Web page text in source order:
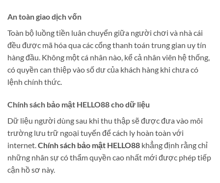
An toàn giao dịch vốn
Toàn bộ luồng tiền luân chuyển giữa người chơi và nhà cái
đều được mã hóa qua các cổng thanh toán trung gian uy tín
hàng đầu. Không một cá nhân nào, kể cả nhân viên hệ thống,
có quyền can thiệp vào số dư của khách hàng khi chưa có
lệnh chính thức.
Chính sách bảo mật HELLO88 cho dữ liệu
Dữ liệu người dùng sau khi thu thập sẽ được đưa vào môi
trường lưu trữ ngoại tuyến để cách ly hoàn toàn với
internet. Chính sách bảo mật HELLO88 khẳng định rằng chỉ
những nhân sự có thẩm quyền cao nhất mới được phép tiếp
cận hồ sơ này.